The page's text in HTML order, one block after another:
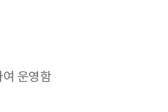
여 운영함